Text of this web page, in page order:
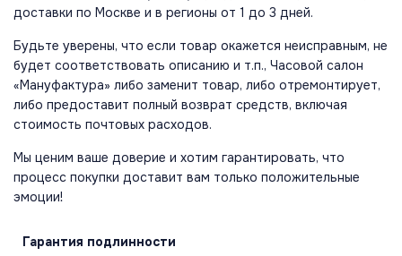
доставки по Москве и в регионы от 1 до 3 дней.
Будьте уверены, что если товар окажется неисправным, не
будет соответствовать описанию и т.п., Часовой салон
«Мануфактура» либо заменит товар, либо отремонтирует,
либо предоставит полный возврат средств, включая
стоимость почтовых расходов.
Мы ценим ваше доверие и хотим гарантировать, что
процесс покупки доставит вам только положительные
эмоции!
Гарантия подлинности